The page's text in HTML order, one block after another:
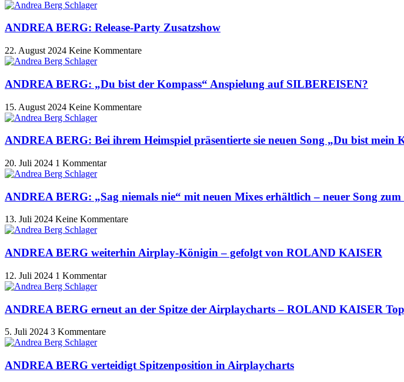
ANDREA BERG: Release-Party Zusatzshow
22. August 2024 Keine Kommentare
ANDREA BERG: „Du bist der Kompass“ Anspielung auf SILBEREISEN?
15. August 2024 Keine Kommentare
ANDREA BERG: Bei ihrem Heimspiel präsentierte sie neuen Song „Du bist mein
20. Juli 2024 1 Kommentar
ANDREA BERG: „Sag niemals nie“ mit neuen Mixes erhältlich – neuer Song zum
13. Juli 2024 Keine Kommentare
ANDREA BERG weiterhin Airplay-Königin – gefolgt von ROLAND KAISER
12. Juli 2024 1 Kommentar
ANDREA BERG erneut an der Spitze der Airplaycharts – ROLAND KAISER
5. Juli 2024 3 Kommentare
ANDREA BERG verteidigt Spitzenposition in Airplaycharts